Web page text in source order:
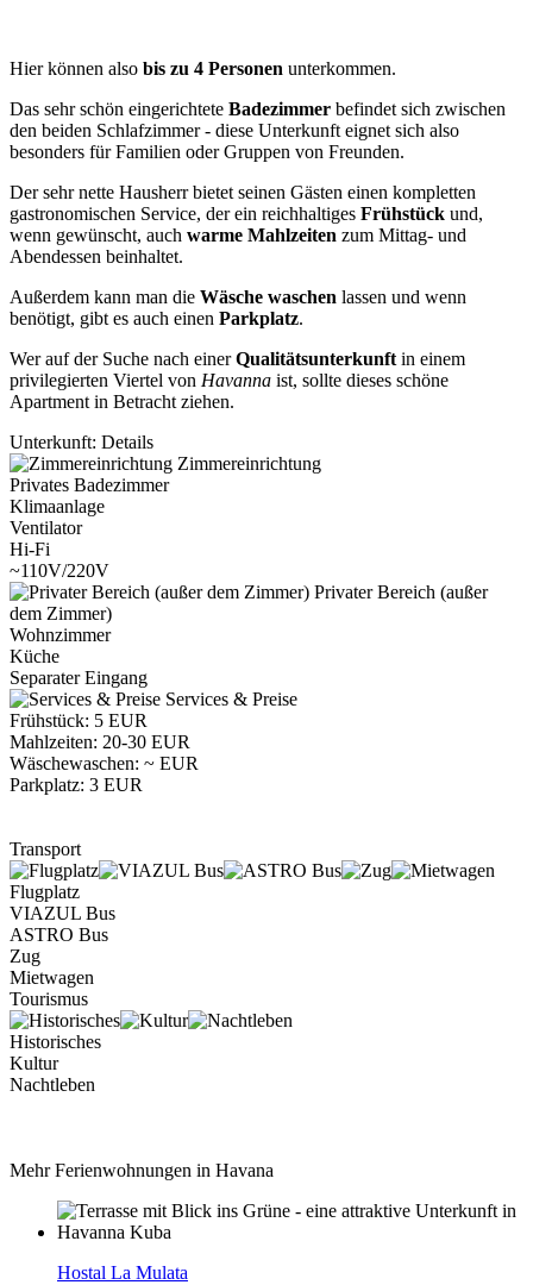
Hier können also bis zu 4 Personen unterkommen.
Das sehr schön eingerichtete Badezimmer befindet sich zwischen
den beiden Schlafzimmer - diese Unterkunft eignet sich also
besonders für Familien oder Gruppen von Freunden.
Der sehr nette Hausherr bietet seinen Gästen einen kompletten
gastronomischen Service, der ein reichhaltiges Frühstück und,
wenn gewünscht, auch warme Mahlzeiten zum Mittag- und
Abendessen beinhaltet.
Außerdem kann man die Wäsche waschen lassen und wenn
benötigt, gibt es auch einen Parkplatz.
Wer auf der Suche nach einerQualitätsunterkunft in einem
privilegierten Viertel von Havanna ist, sollte dieses schöne
Apartment in Betracht ziehen.
Unterkunft: Details
Zimmereinrichtung
Privates Badezimmer
Klimaanlage
Ventilator
Hi-Fi
~110V/220V
Privater Bereich (außer
dem Zimmer)
Wohnzimmer
Küche
Separater Eingang
Services & Preise
Frühstück: 5 EUR
Mahlzeiten: 20-30 EUR
Wäschewaschen: ~ EUR
Parkplatz: 3 EUR
Transport
Flugplatz
VIAZUL Bus
ASTRO Bus
Zug
Mietwagen
Tourismus
Historisches
Kultur
Nachtleben
Mehr Ferienwohnungen in Havana
Hostal La Mulata